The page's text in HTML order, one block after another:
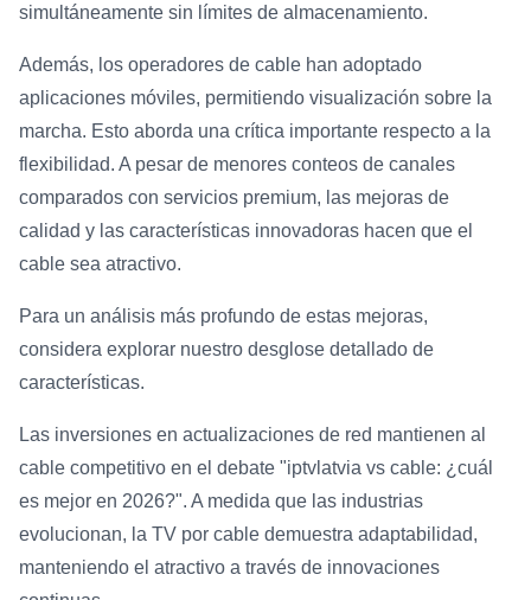
simultáneamente sin límites de almacenamiento.
Además, los operadores de cable han adoptado
aplicaciones móviles, permitiendo visualización sobre la
marcha. Esto aborda una crítica importante respecto a la
flexibilidad. A pesar de menores conteos de canales
comparados con servicios premium, las mejoras de
calidad y las características innovadoras hacen que el
cable sea atractivo.
Para un análisis más profundo de estas mejoras,
considera explorar nuestro desglose detallado de
características.
Las inversiones en actualizaciones de red mantienen al
cable competitivo en el debate "iptvlatvia vs cable: ¿cuál
es mejor en 2026?". A medida que las industrias
evolucionan, la TV por cable demuestra adaptabilidad,
manteniendo el atractivo a través de innovaciones